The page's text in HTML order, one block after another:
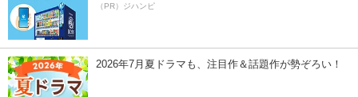
（PR）ジハンピ
2026年7月夏ドラマも、注目作＆話題作が勢ぞろい！